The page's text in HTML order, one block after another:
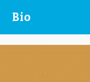
Bio